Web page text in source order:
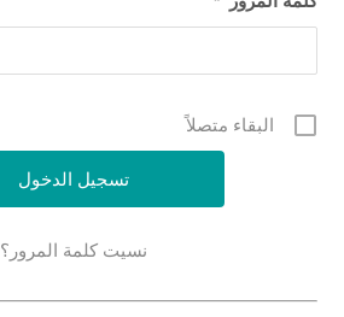
البقاء متصلاً
نسيت كلمة المرور؟